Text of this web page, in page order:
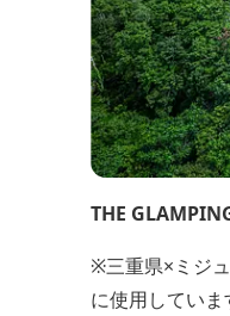
THE
※三重県×ミジ
に使用しています。 志摩市にある「伊勢志